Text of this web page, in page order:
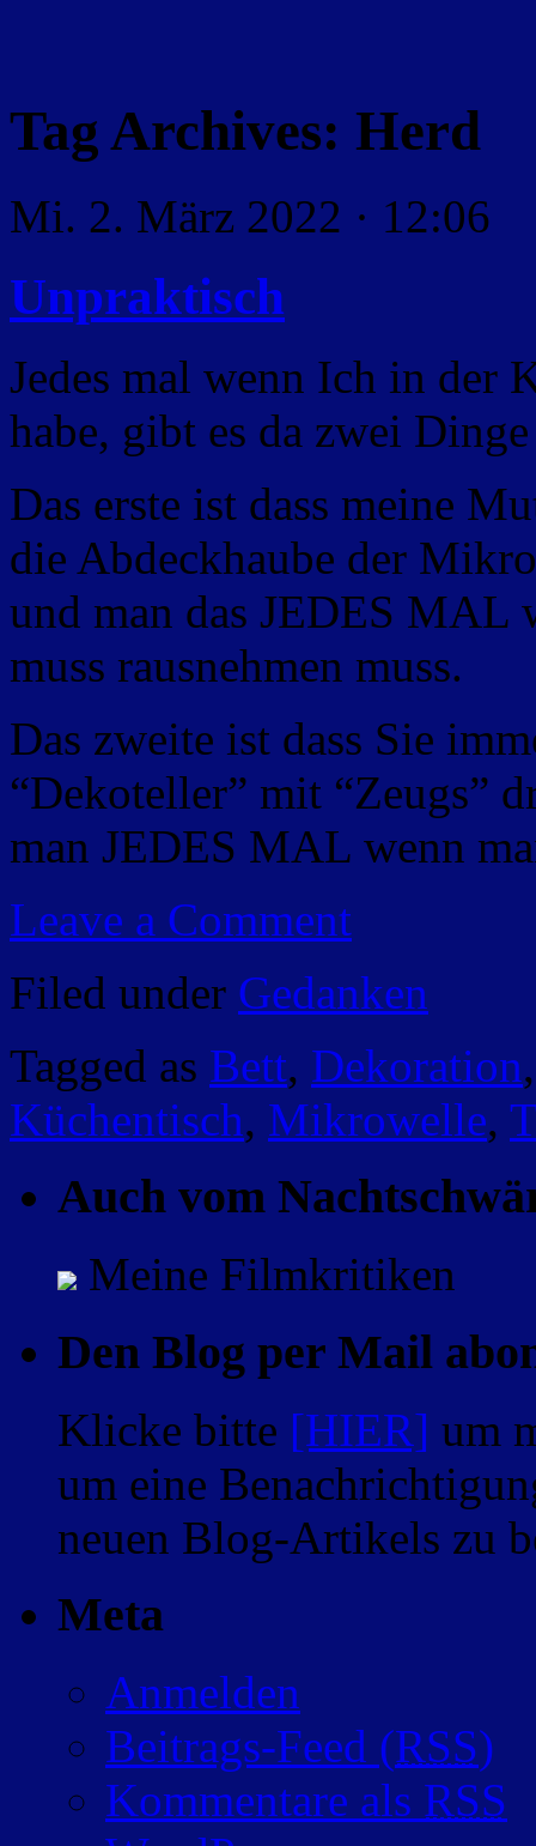
Tag Archives: Herd
Mi. 2. März 2022 · 12:06
Unpraktisch
Jedes mal wenn Ich in der
habe, gibt es da zwei
Das erste ist dass meine
die Abdeckhaube der
und man das JEDES MAL
muss rausnehmen muss.
Das zweite ist dass Sie
“Dekoteller” mit “Zeugs”
man JEDES MAL wenn
Leave a Comment
Filed under Gedanken
Tagged as Bett, Dekoration
Küchentisch, Mikrowelle,
Auch vom
Meine Filmkritiken
Den Blog per Mail
Klicke bitte [HIER] um
um eine
neuen Blog-Artikels zu
Meta
Anmelden
Beitrags-Feed (RSS)
Kommentare als RSS